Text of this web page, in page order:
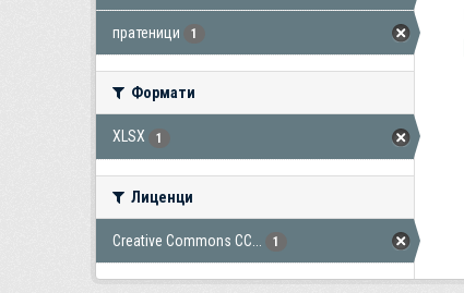
пратеници 1
Формати
XLSX 1
Лиценци
Creative Commons CC... 1